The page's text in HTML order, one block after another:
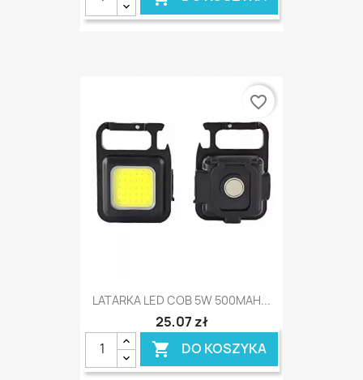
LATARKA LED COB 5W 500MAH...
25,07 zł
 DO KOSZYKA
favorite_border